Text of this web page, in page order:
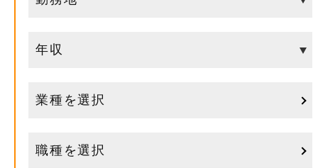
業種を選択
職種を選択